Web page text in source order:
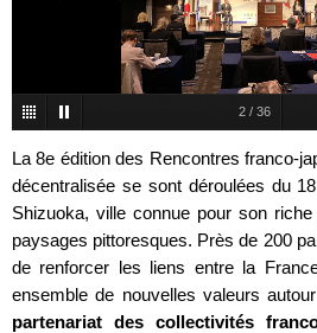
2/ 36
La 8e édition des Rencontres franco-
décentralisée se sont déroulées du
Shizuoka, ville connue pour son
paysages pittoresques. Près de 200
de renforcer les liens entre la
ensemble de nouvelles valeurs
partenariat des collectivités